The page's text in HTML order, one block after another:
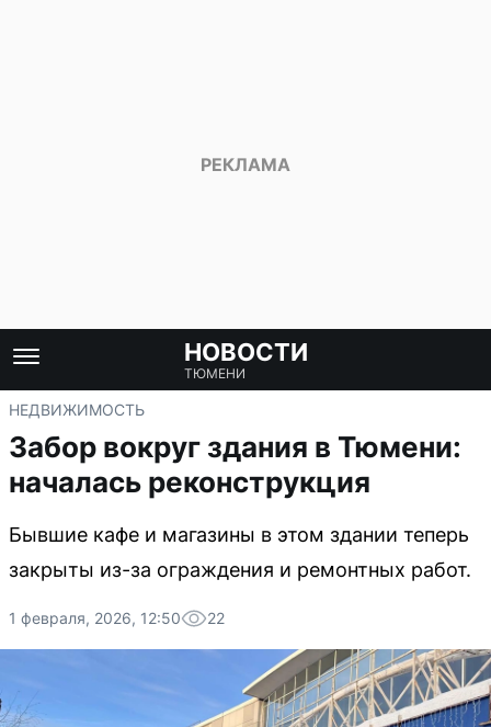
НОВОСТИ
ТЮМЕНИ
НЕДВИЖИМОСТЬ
Забор вокруг здания в Тюмени:
началась реконструкция
Бывшие кафе и магазины в этом здании теперь
закрыты из-за ограждения и ремонтных работ.
1 февраля, 2026, 12:50 22